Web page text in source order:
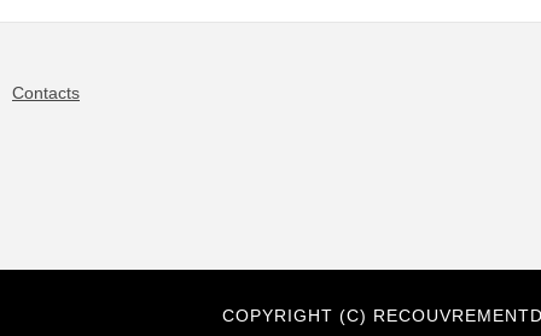
Contacts
COPYRIGHT (C)